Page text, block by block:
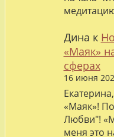
Дина к
«Маяк»
сферах
16 июня
«Маяк»!
Любви"!
меня это